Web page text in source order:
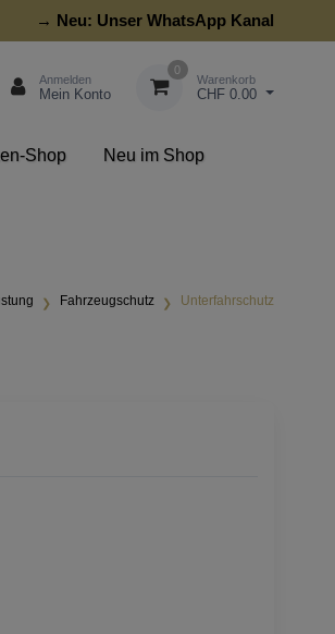
→ Neu: Unser WhatsApp Kanal
Anmelden
Mein Konto
0
Warenkorb
CHF 0.00
Shop Neu im Shop
Fahrzeugschutz Unterfahrschutz